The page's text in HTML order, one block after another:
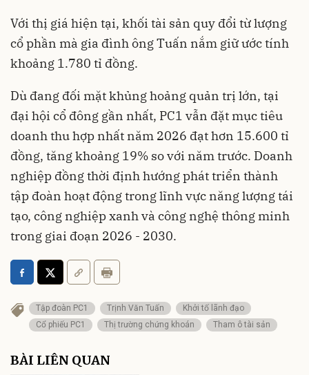
Với thị giá hiện tại, khối tài sản quy đổi từ lượng
cổ phần mà gia đình ông Tuấn nắm giữ ước tính
khoảng 1.780 tỉ đồng.
Dù đang đối mặt khủng hoảng quản trị lớn, tại
đại hội cổ đông gần nhất, PC1 vẫn đặt mục tiêu
doanh thu hợp nhất năm 2026 đạt hơn 15.600 tỉ
đồng, tăng khoảng 19% so với năm trước. Doanh
nghiệp đồng thời định hướng phát triển thành
tập đoàn hoạt động trong lĩnh vực năng lượng tái
tạo, công nghiệp xanh và công nghệ thông minh
trong giai đoạn 2026 - 2030.
Tập đoàn PC1 Trịnh Văn Tuấn
Khởi tố lãnh đạo
Cổ phiếu PC1
Thị trường chứng khoán Tham ô tài sản
BÀI LIÊN QUAN